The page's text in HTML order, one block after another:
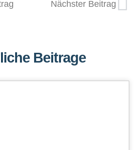
Nächster Beitrag
Beitrage